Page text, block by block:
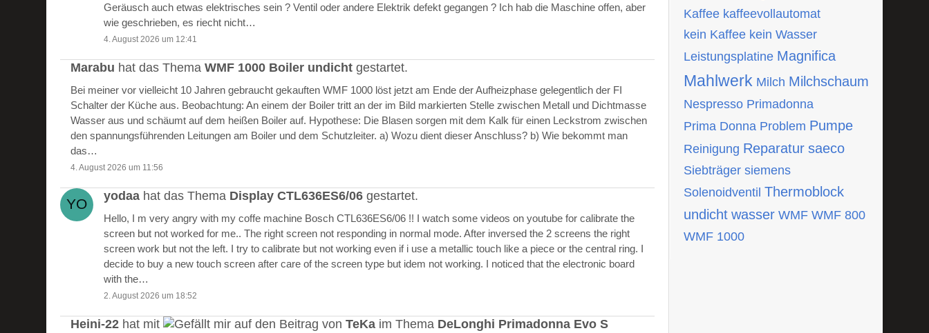
Geräusch auch etwas elektrisches sein ? Ventil oder andere Elektrik defekt gegangen ? Ich hab die Maschine offen, aber
wie geschrieben, es riecht nicht…
4. August 2026 um 12:41
Marabu hat das ThemaWMF 1000 Boiler undicht gestartet.
Bei meiner vor vielleicht 10 Jahren gebraucht gekauften WMF 1000 löst jetzt am Ende der Aufheizphase gelegentlich der FI
Schalter der Küche aus. Beobachtung: An einem der Boiler tritt an der im Bild markierten Stelle zwischen Metall und Dichtmasse
Wasser aus und schäumt auf dem heißen Boiler auf. Hypothese: Die Blasen sorgen mit dem Kalk für einen Leckstrom zwischen
den spannungsführenden Leitungen am Boiler und dem Schutzleiter. a) Wozu dient dieser Anschluss? b) Wie bekommt man
das…
4. August 2026 um 11:56
yodaa hat das Thema Display CTL636ES6/06 gestartet.
Hello, I m very angry with my coffe machine Bosch CTL636ES6/06 !! I watch some videos on youtube for calibrate the
screen but not worked for me.. The right screen not responding in normal mode. After inversed the 2 screens the right
screen work but not the left. I try to calibrate but not working even if i use a metallic touch like a piece or the central ring. I
decide to buy a new touch screen after care of the screen type but idem not working. I noticed that the electronic board
with the…
2. August 2026 um 18:52
Heini-22 hat mit auf den Beitrag vonTeKa im Thema DeLonghi Primadonna Evo S
Kaffee kaffeevollautomat
kein Kaffee kein Wasser
Leistungsplatine Magnifica
Mahlwerk Milch Milchschaum
Nespresso Primadonna
Prima Donna Problem Pumpe
Reinigung Reparatur saeco
Siebträger siemens
Solenoidventil Thermoblock
undicht wasser WMF WMF 800
WMF 1000